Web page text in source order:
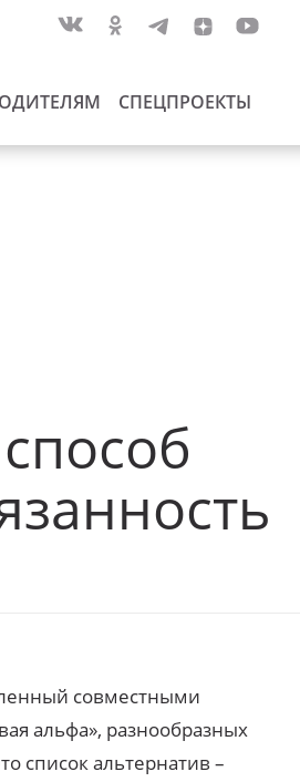
СПЕЦПРОЕКТЫ
совместными
альфа», разнообразных
список альтернатив –